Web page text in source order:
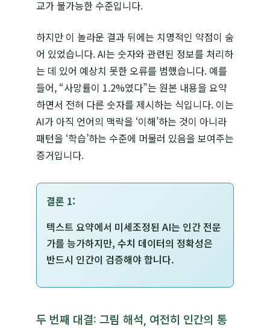
교가 불가능한 수준입니다.
하지만 이 놀라운 결과 뒤에는 치명적인 약점이 숨
어 있었습니다. AI는 숫자와 관련된 정보를 처리하
는 데 있어 예상치 못한 오류를 범했습니다. 예를
들어, “사망률이 1.2%였다”는 원본 내용을 요약
하면서 전혀 다른 숫자를 제시하는 식입니다. 이는
AI가 아직 언어의 맥락을 ‘이해’하는 것이 아니라
패턴을 ‘학습’하는 수준에 머물러 있음을 보여주는
증거입니다.
결론 1:
텍스트 요약에서 미세조정된 AI는 인간 전문
가를 능가하지만, 수치 데이터의 정확성은
반드시 인간이 검증해야 합니다.
두 번째 대결: 그림 해석, 여전히 인간의 통